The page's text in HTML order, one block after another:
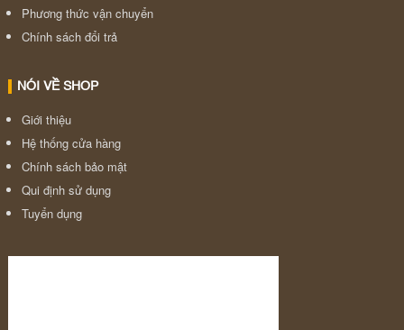
Phương thức vận chuyển
Chính sách đổi trả
NÓI VỀ SHOP
Giới thiệu
Hệ thống cửa hàng
Chính sách bảo mật
Qui định sử dụng
Tuyển dụng